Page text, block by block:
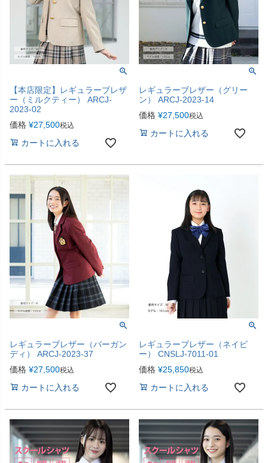
【本店限定】レギュラーブレザ
ー（ミルクティー） ARCJ-
2023-02
価格 ¥27,500税込
カートに入れる
レギュラーブレザー（グリー
ン） ARCJ-2023-14
価格 ¥27,500税込
カートに入れる
レギュラーブレザー（バーガン
ディ） ARCJ-2023-37
価格 ¥27,500税込
カートに入れる
レギュラーブレザー（ネイビ
ー） CNSLJ-7011-01
価格 ¥25,850税込
カートに入れる